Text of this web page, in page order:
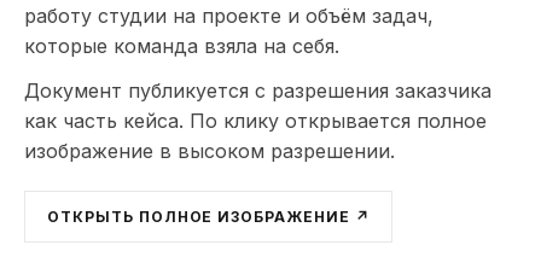
работу студии на проекте и объём задач,
которые команда взяла на себя.
Документ публикуется с разрешения заказчика
как часть кейса. По клику открывается полное
изображение в высоком разрешении.
ОТКРЫТЬ ПОЛНОЕ ИЗОБРАЖЕНИЕ ↗